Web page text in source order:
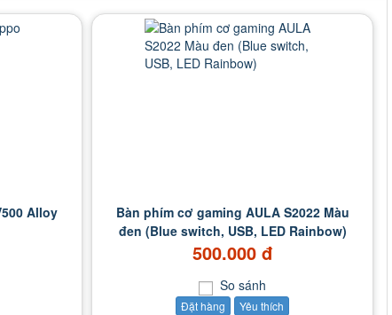
Alloy
Bàn phím cơ gaming AULA S2022 Màu
đen (Blue switch, USB, LED Rainbow)
500.000 đ
So sánh
Đặt hàng Yêu thích